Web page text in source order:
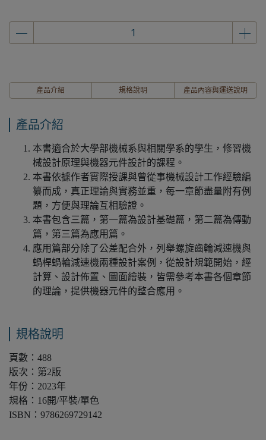
產品介紹 規格說明 產品內容與運送說明
產品介紹
本書適合於大學部機械系與相關學系的學生，修習機
械設計原理與機器元件設計的課程。
本書依據作者實際授課與曾從事機械設計工作經驗編
纂而成，真正理論與實務並重，每一章節盡量附有例
題，方便與理論互相驗證。
本書包含三篇，第一篇為設計基礎篇，第二篇為傳動
篇，第三篇為應用篇。
應用篇部分除了公差配合外，列舉螺旋齒輪減速機與
蝸桿蝸輪減速機兩種設計案例，從設計規範開始，經
計算、設計佈置、圖面繪裝，皆需參考本書各個章節
的理論，提供機器元件的整合應用。
規格說明
頁數：488
版次：第2版
年份：2023年
規格：16開/平裝/單色
ISBN：9786269729142